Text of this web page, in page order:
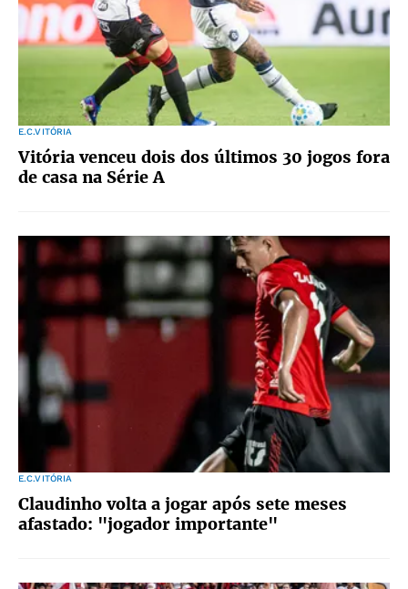
E.C.VITÓRIA
Vitória venceu dois dos últimos 30 jogos fora
de casa na Série A
E.C.VITÓRIA
Claudinho volta a jogar após sete meses
afastado: "jogador importante"